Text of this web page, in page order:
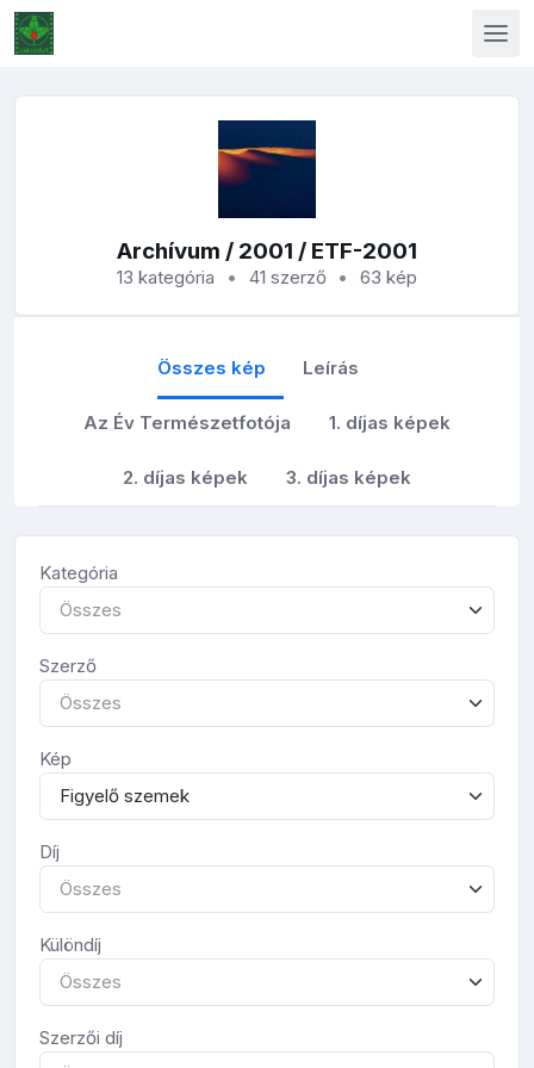
Archívum / 2001 / ETF-2001
13 kategória 41 szerző 63 kép
Összes kép Leírás
Az Év Természetfotója 1. díjas képek
2. díjas képek 3. díjas képek
Kategória
Összes
Szerző
Összes
Kép
Figyelő szemek
Díj
Összes
Különdíj
Összes
Szerzői díj